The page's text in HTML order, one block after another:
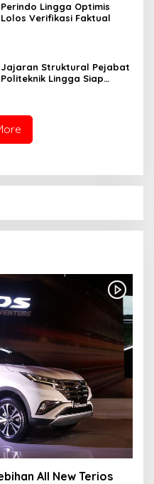
Perindo Lingga Optimis
Lolos Verifikasi Faktual
Jajaran Struktural Pejabat
Politeknik Lingga Siap
All New Terios